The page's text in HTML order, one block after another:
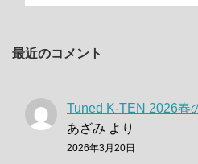
最近のコメント
Tuned K-TEN 2026春
あざみ より
2026年3月20日